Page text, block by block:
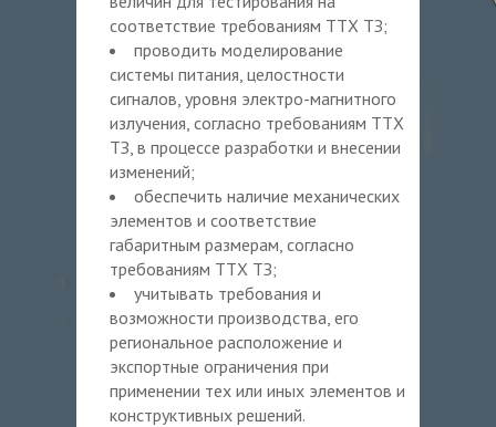
соответствие требованиям ТТХ ТЗ;
проводить моделирование
системы питания, целостности
сигналов, уровня электро-магнитного
излучения, согласно требованиям ТТХ
ТЗ, в процессе разработки и внесении
изменений;
обеспечить наличие механических
элементов и соответствие
габаритным размерам, согласно
требованиям ТТХ ТЗ;
учитывать требования и
возможности производства, его
региональное расположение и
экспортные ограничения при
применении тех или иных элементов и
конструктивных решений.